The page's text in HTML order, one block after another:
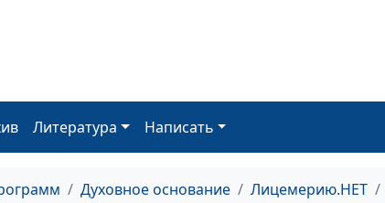
Литература Написать
Духовное основание Лицемерию.НЕТ
Почему